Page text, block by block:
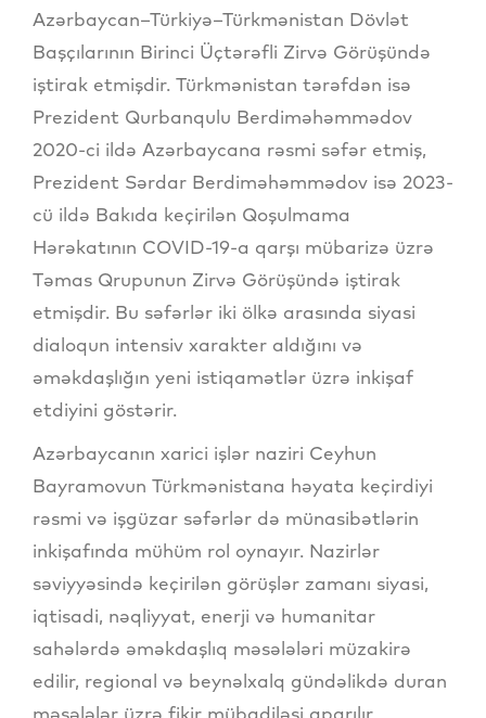
Azərbaycan–Türkiyə–Türkmənistan Dövlət
Başçılarının Birinci Üçtərəfli Zirvə Görüşündə
iştirak etmişdir. Türkmənistan tərəfdən isə
Prezident Qurbanqulu Berdiməhəmmədov
2020-ci ildə Azərbaycana rəsmi səfər etmiş,
Prezident Sərdar Berdiməhəmmədov isə 2023-
cü ildə Bakıda keçirilən Qoşulmama
Hərəkatının COVID-19-a qarşı mübarizə üzrə
Təmas Qrupunun Zirvə Görüşündə iştirak
etmişdir. Bu səfərlər iki ölkə arasında siyasi
dialoqun intensiv xarakter aldığını və
əməkdaşlığın yeni istiqamətlər üzrə inkişaf
etdiyini göstərir.
Azərbaycanın xarici işlər naziri Ceyhun
Bayramovun Türkmənistana həyata keçirdiyi
rəsmi və işgüzar səfərlər də münasibətlərin
inkişafında mühüm rol oynayır. Nazirlər
səviyyəsində keçirilən görüşlər zamanı siyasi,
iqtisadi, nəqliyyat, enerji və humanitar
sahələrdə əməkdaşlıq məsələləri müzakirə
edilir, regional və beynəlxalq gündəlikdə duran